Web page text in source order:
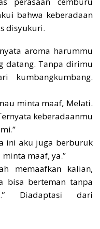
bahwa keberadaan
disyukuri.
aroma harummu
datang. Tanpa dirimu
minta maaf, Melati.
keberadaanmu
ini aku juga berburuk
maaf, ya.”
memaafkan kalian,
bisa berteman tanpa
Diadaptasi dari